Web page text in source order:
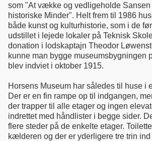
som "At vække og vedligeholde Sansen
historiske Minder". Helt frem til 1986
både kunst og kulturhistorie, som i de
udstillet i lejede lokaler på Teknisk
donation i lodskaptajn Theodor
kunne man bygge museumsbygningen
blev indviet i oktober 1915.
Horsens Museum har således til huse i
Der er en fin rampe op til indgangen,
der trapper til alle etager og ingen
indrettet med håndlister i begge sider.
flere steder på de enkelte etager.
kælderen og der er yderligere tre trin